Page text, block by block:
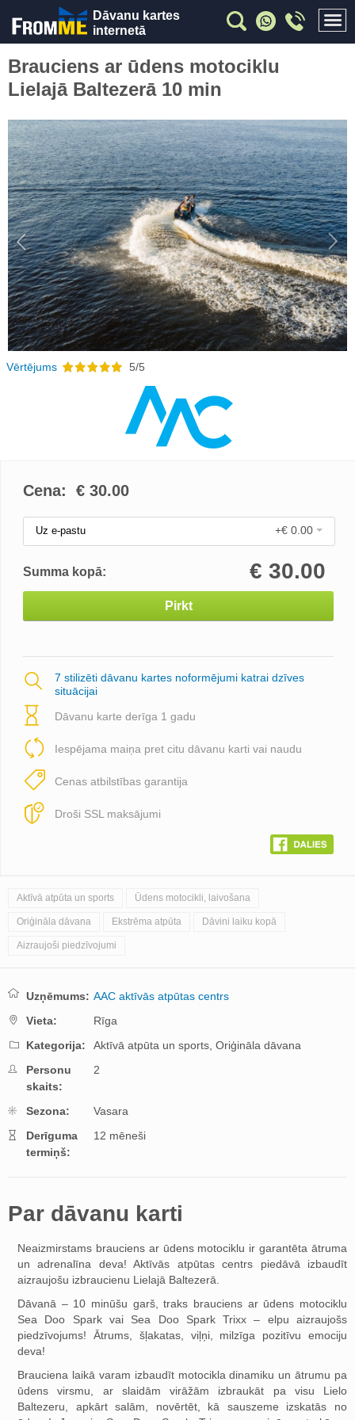
Dāvanu kartes
internetā
Brauciens ar ūdens motociklu
Lielajā Baltezerā 10 min
Previous
Vērtējums 5/5
Cena: € 30.00
Uz e-pastu +€ 0.00
Summa kopā: € 30.00
Pirkt
7 stilizēti dāvanu kartes noformējumi katrai dzīves
situācijai
Dāvanu karte derīga 1 gadu
Iespējama maiņa pret citu dāvanu karti vai naudu
Cenas atbilstības garantija
Droši SSL maksājumi
Aktīvā atpūta un sports Ūdens motocikli, laivošana
Oriģināla dāvana Ekstrēma atpūta Dāvini laiku kopā
Aizraujoši piedzīvojumi
Uzņēmums: AAC aktīvās atpūtas centrs
Vieta:
Rīga
Kategorija:
Aktīvā atpūta un sports, Oriģināla dāvana
Personu
skaits:
2
Sezona:
Vasara
Derīguma
termiņš:
12 mēneši
Par dāvanu karti
Neaizmirstams brauciens ar ūdens motociklu ir garantēta ātruma
un adrenalīna deva! Aktīvās atpūtas centrs piedāvā izbaudīt
aizraujošu izbraucienu Lielajā Baltezerā.
Dāvanā – 10 minūšu garš, traks brauciens ar ūdens motociklu
Sea Doo Spark vai Sea Doo Spark Trixx – elpu aizraujošs
piedzīvojums! Ātrums, šļakatas, viļņi, milzīga pozitīvu emociju
deva!
Brauciena laikā varam izbaudīt motocikla dinamiku un ātrumu pa
ūdens virsmu, ar slaidām virāžām izbraukāt pa visu Lielo
Baltezeru, apkārt salām, novērtēt, kā sauszeme izskatās no